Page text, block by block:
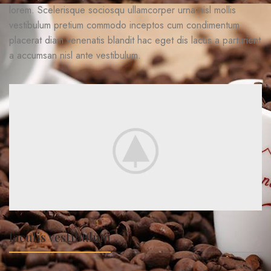
lorem. Scelerisque sociosqu ullamcorper urna nisl mollis
vestibulum pretium commodo inceptos cum condimentum
placerat diam venenatis blandit hac eget dis lacus a parturient
a accumsan nisl ante vestibulum.
Iaculis vestibulum